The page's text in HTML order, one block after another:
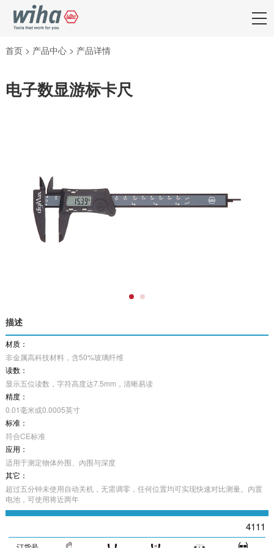
首页 > 产品中心 > 产品详情
电子数显游标卡尺
描述
材质：
非金属高科技材料，含50%玻璃纤维
读数：
显示五位读数，字符高度达7.5mm，清晰易读
精度：
0.01毫米或0.0005英寸
标准：
符合CE标准
应用：
适用于测定物体外围、內围与深度
其它：
超过五分钟未使用自动关机，无需调零，任何位置均可实现快速对比测量。内置
电池，可使用将近两年
4111